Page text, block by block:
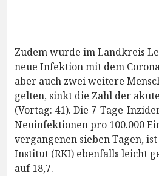
Zudem wurde im Landkreis
neue Infektion mit dem
aber auch zwei weitere
gelten, sinkt die Zahl der
(Vortag: 41). Die 7-Tage-
Neuinfektionen pro 100.000
vergangenen sieben Tagen,
Institut (RKI) ebenfalls leicht
auf 18,7.